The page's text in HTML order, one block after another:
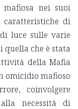
mafiosa nei suoi
di
luce sulle varie
quella che è stata
della Mafia
omicidio mafioso
coinvolgere
necessità di